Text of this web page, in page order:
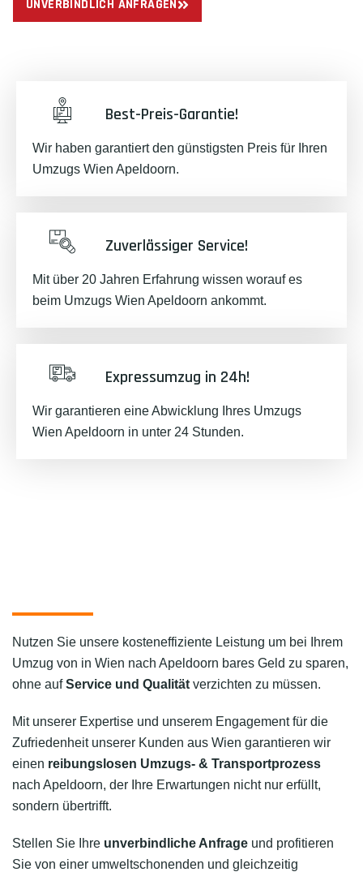
UNVERBINDLICH ANFRAGEN
Best-Preis-Garantie!
Wir haben garantiert den günstigsten Preis für Ihren
Umzugs Wien Apeldoorn.
Zuverlässiger Service!
Mit über 20 Jahren Erfahrung wissen worauf es
beim Umzugs Wien Apeldoorn ankommt.
Expressumzug in 24h!
Wir garantieren eine Abwicklung Ihres Umzugs
Wien Apeldoorn in unter 24 Stunden.
Nutzen Sie unsere kosteneffiziente Leistung um bei Ihrem
Umzug von in Wien nach Apeldoorn bares Geld zu sparen,
ohne aufService und Qualität verzichten zu müssen.
Mit unserer Expertise und unserem Engagement für die
Zufriedenheit unserer Kunden aus Wien garantieren wir
einen reibungslosen Umzugs- & Transportprozess
nach Apeldoorn, der Ihre Erwartungen nicht nur erfüllt,
sondern übertrifft.
Stellen Sie Ihre unverbindliche Anfrage und profitieren
Sie von einer umweltschonenden und gleichzeitig